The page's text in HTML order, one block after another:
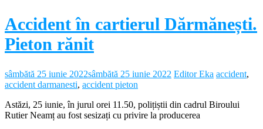
Accident în cartierul Dărmănești.
Pieton rănit
sâmbătă 25 iunie 2022sâmbătă 25 iunie 2022 Editor Eka accident,
accident darmanesti, accident pieton
Astăzi, 25 iunie, în jurul orei 11.50, polițiștii din cadrul Biroului
Rutier Neamț au fost sesizați cu privire la producerea